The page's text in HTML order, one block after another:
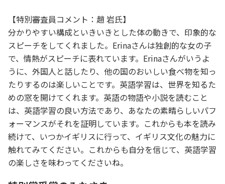
【特別審査員コメント：趙 岩氏】
分かりやすい構成といきいきとした体の動きで、印象的な
スピーチをしてくれました。Erinaさんは独創的な女の子
で、情熱がスピーチに表れています。Erinaさんがいうよ
うに、外国人と話したり、他の国のおいしい食べ物を知っ
たりするのは楽しいことです。英語学習は、世界を知るた
めの窓を開けてくれます。英語の物語や小説を読むこと
は、英語学習の良い方法であり、あなたの素晴らしいパフ
ォーマンスがそれを証明しています。これからも本を読み
続けて、いつかイギリスに行って、イギリス文化の魅力に
触れてみてください。これからも自分を信じて、英語学習
の楽しさを味わってくださいね。